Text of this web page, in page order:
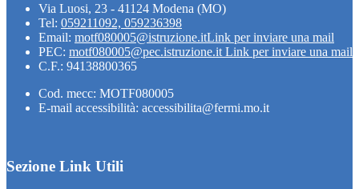
Via Luosi, 23 - 41124 Modena (MO)
Tel: 059211092, 059236398
Email: motf080005@istruzione.itLink per inviare una mail
PEC: motf080005@pec.istruzione.it Link per inviare una mail
C.F.: 94138800365
Cod. mecc: MOTF080005
E-mail accessibilità: accessibilita@fermi.mo.it
Sezione Link Utili